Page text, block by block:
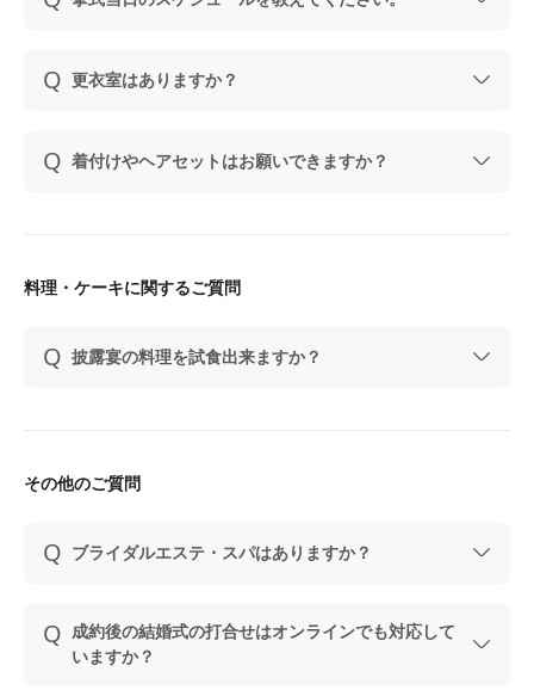
更衣室はありますか？
着付けやヘアセットはお願いできますか？
料理・ケーキに関するご質問
披露宴の料理を試食出来ますか？
その他のご質問
ブライダルエステ・スパはありますか？
成約後の結婚式の打合せはオンラインでも対応して
いますか？